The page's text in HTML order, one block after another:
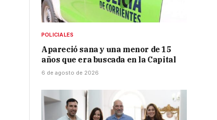
POLICIALES
Apareció sana y una menor de 15
años que era buscada en la Capital
6 de agosto de 2026